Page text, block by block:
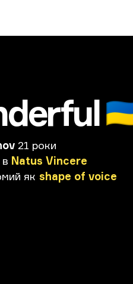
21 роки
в Natus Vincere
як shape of voice